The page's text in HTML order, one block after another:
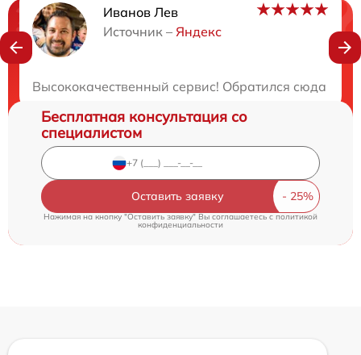
Иванов Лев
Источник – Яндекс
Высококачественный сервис! Обратился сюда с
Нужна консультация?
Бесплатная консультация со
специалистом
Оставить заявку
Нажимая на кнопку "Оставить заявку" Вы соглашаетесь cполитикой
конфиденциальности